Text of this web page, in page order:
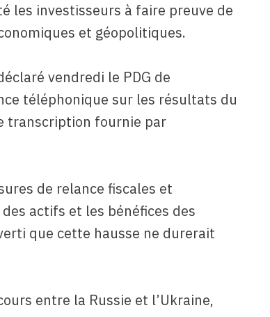
les investisseurs à faire preuve de
et géopolitiques.
vendredi le PDG de
téléphonique sur les résultats du
transcription fournie par
de relance fiscales et
actifs et les bénéfices des
que cette hausse ne durerait
entre la Russie et l’Ukraine,